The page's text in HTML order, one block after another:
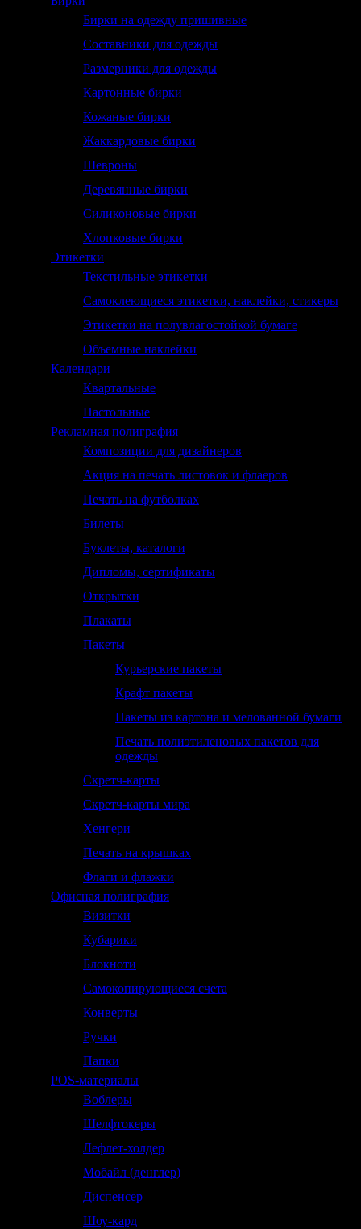
Бирки на одежду пришивные
Составники для одежды
Размерники для одежды
Картонные бирки
Кожаные бирки
Жаккардовые бирки
Шевроны
Деревянные бирки
Силиконовые бирки
Хлопковые бирки
Этикетки
Текстильные этикетки
Самоклеющиеся этикетки, наклейки, стикеры
Этикетки на полувлагостойкой бумаге
Объемные наклейки
Календари
Квартальные
Настольные
Рекламная полиграфия
Композиции для дизайнеров
Акция на печать листовок и флаеров
Печать на футболках
Билеты
Буклеты, каталоги
Дипломы, сертификаты
Открытки
Плакаты
Пакеты
Курьерские пакеты
Крафт пакеты
Пакеты из картона и мелованной бумаги
Печать полиэтиленовых пакетов для
одежды
Скретч-карты
Скретч-карты мира
Хенгери
Печать на крышках
Флаги и флажки
Офисная полиграфия
Визитки
Кубарики
Блокноти
Самокопирующиеся счета
Конверты
Ручки
Папки
POS-материалы
Воблеры
Шелфтокеры
Лефлет-холдер
Мобайл (денглер)
Диспенсер
Шоу-кард